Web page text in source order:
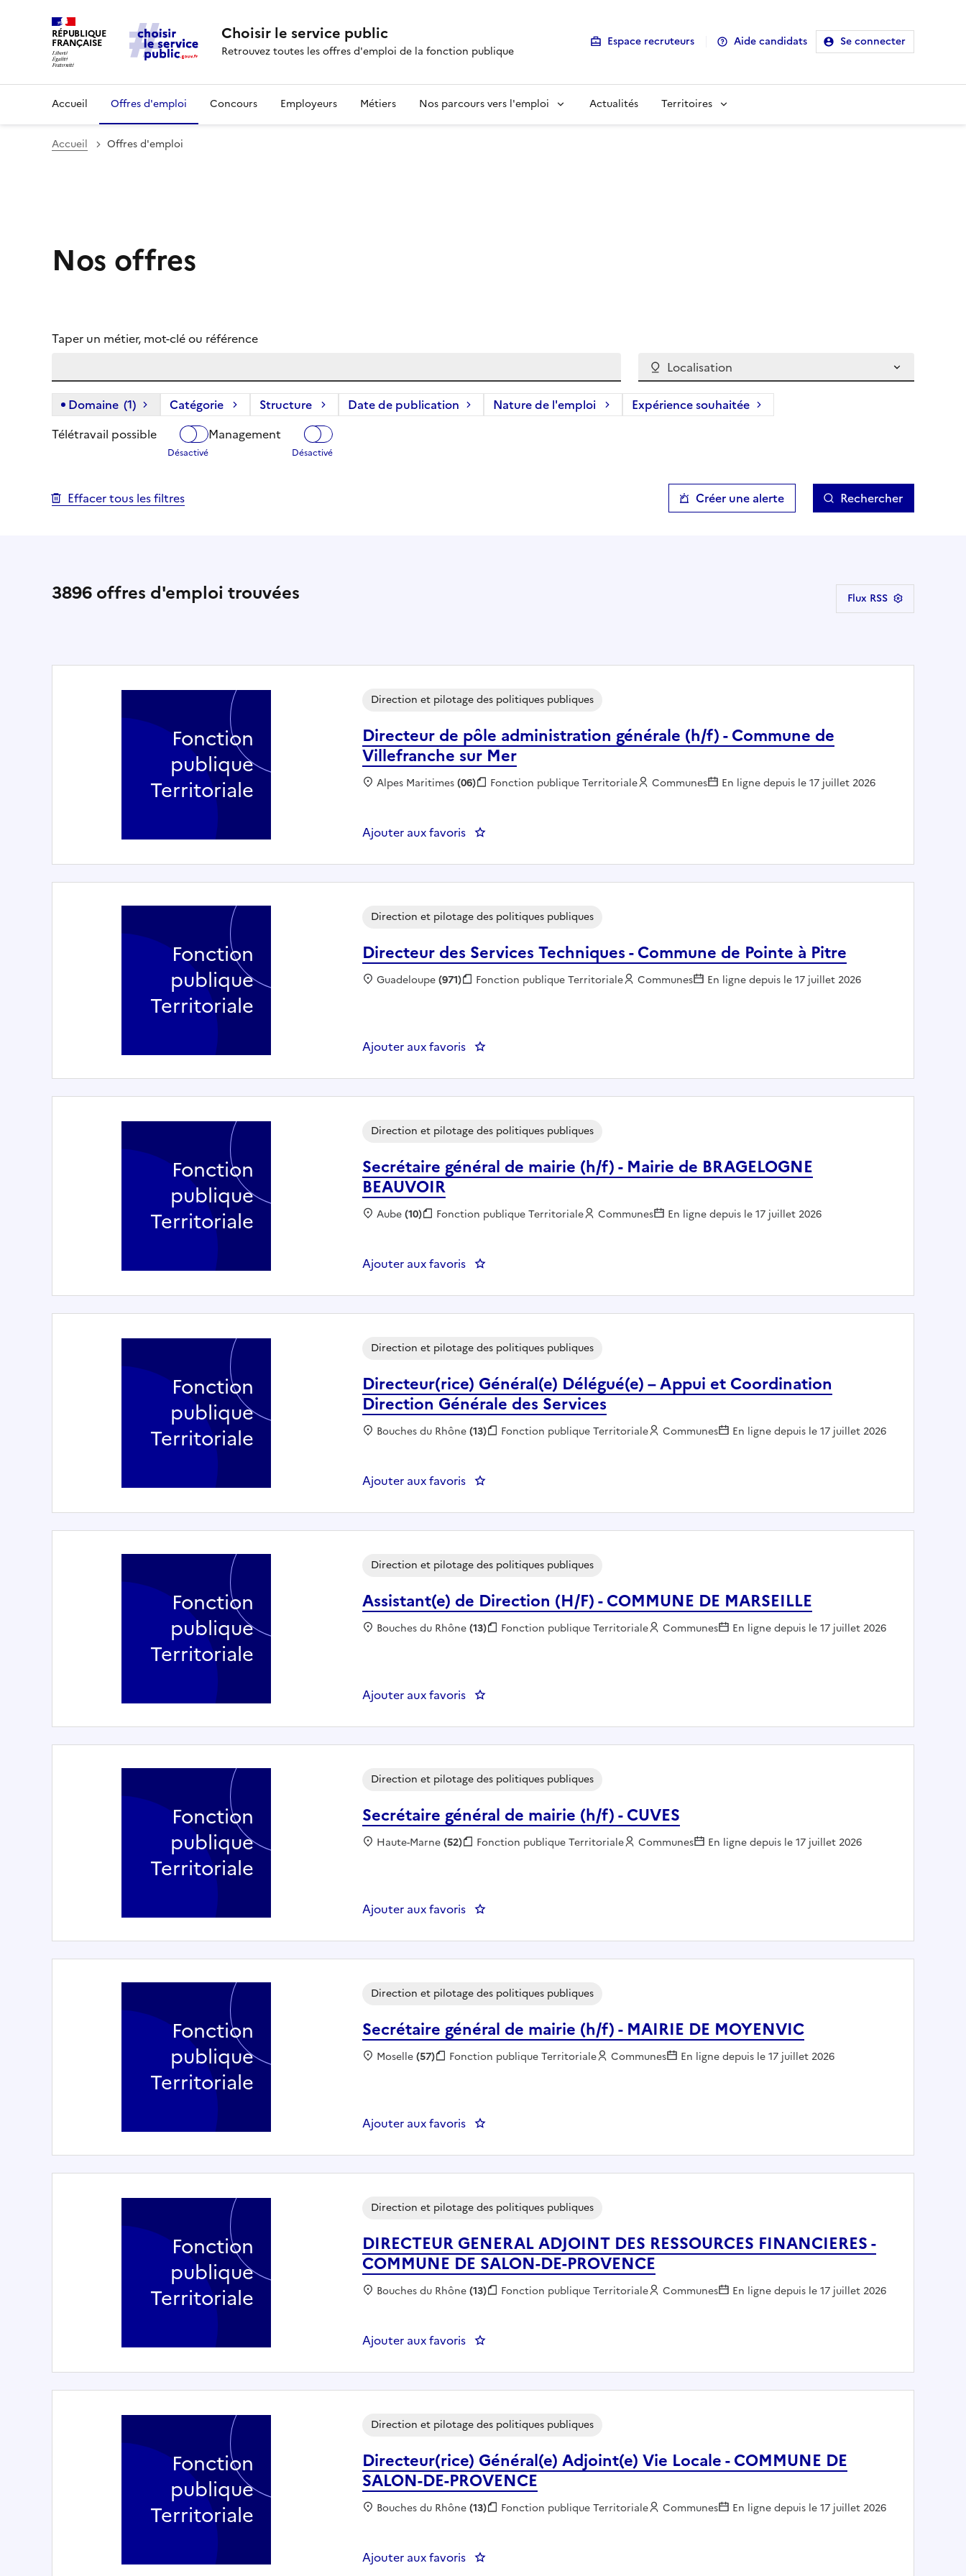
RÉPUBLIQUE
FRANÇAISE Choisir le service public
Retrouvez toutes les offres d'emploi de la fonction publique
Espace recruteurs Aide candidats Se connecter
Accueil Offres d'emploi Concours Employeurs Métiers Nos parcours vers l'emploi Actualités Territoires
Accueil Offres d'emploi
Nos offres
Taper un métier, mot-clé ou référence
Localisation
Domaine (1) (1 filtre actif) :
Catégorie Structure Date de publication Nature de l'emploi
Expérience souhaitée
Télétravail possible
Management
Effacer tous les filtres Créer une alerte Rechercher
3896offres d'emploi trouvées Flux RSS
Directeur de pôle administration générale (h/f) - Commune de
Villefranche sur Mer
Direction et pilotage des politiques publiques
Localisation :
Alpes Maritimes(06) Fonction publique :
Fonction publique Territoriale Employeur :
Communes En ligne depuis le 17 juillet 2026
Ajouter aux favoris : Directeur de pôle administration générale (h/f) - Commune de Villefranche sur Mer
Fonction
publique
Territoriale
Directeur des Services Techniques - Commune de Pointe à Pitre
Direction et pilotage des politiques publiques
Localisation :
Guadeloupe(971) Fonction publique :
Fonction publique Territoriale Employeur :
Communes En ligne depuis le 17 juillet 2026
Ajouter aux favoris : Directeur des Services Techniques - Commune de Pointe à Pitre
Fonction
publique
Territoriale
Secrétaire général de mairie (h/f) - Mairie de BRAGELOGNE
BEAUVOIR
Direction et pilotage des politiques publiques
Localisation :
Aube(10) Fonction publique :
Fonction publique Territoriale Employeur :
Communes En ligne depuis le 17 juillet 2026
Ajouter aux favoris : Secrétaire général de mairie (h/f) - Mairie de BRAGELOGNE BEAUVOIR
Fonction
publique
Territoriale
Directeur(rice) Général(e) Délégué(e) – Appui et Coordination
Direction Générale des Services
Direction et pilotage des politiques publiques
Localisation :
Bouches du Rhône(13) Fonction publique :
Fonction publique Territoriale Employeur :
Communes En ligne depuis le 17 juillet 2026
Ajouter aux favoris : Directeur(rice) Général(e) Délégué(e) – Appui et Coordination Direction Générale des
Fonction
publique
Territoriale
Assistant(e) de Direction (H/F) - COMMUNE DE MARSEILLE
Direction et pilotage des politiques publiques
Localisation :
Bouches du Rhône(13) Fonction publique :
Fonction publique Territoriale Employeur :
Communes En ligne depuis le 17 juillet 2026
Ajouter aux favoris : Assistant(e) de Direction (H/F) - COMMUNE DE MARSEILLE
Fonction
publique
Territoriale
Secrétaire général de mairie (h/f) - CUVES
Direction et pilotage des politiques publiques
Localisation :
Haute-Marne(52) Fonction publique :
Fonction publique Territoriale Employeur :
Communes En ligne depuis le 17 juillet 2026
Ajouter aux favoris : Secrétaire général de mairie (h/f) - CUVES
Fonction
publique
Territoriale
Secrétaire général de mairie (h/f) - MAIRIE DE MOYENVIC
Direction et pilotage des politiques publiques
Localisation :
Moselle(57) Fonction publique :
Fonction publique Territoriale Employeur :
Communes En ligne depuis le 17 juillet 2026
Ajouter aux favoris : Secrétaire général de mairie (h/f) - MAIRIE DE MOYENVIC
Fonction
publique
Territoriale
DIRECTEUR GENERAL ADJOINT DES RESSOURCES FINANCIERES -
COMMUNE DE SALON-DE-PROVENCE
Direction et pilotage des politiques publiques
Localisation :
Bouches du Rhône(13) Fonction publique :
Fonction publique Territoriale Employeur :
Communes En ligne depuis le 17 juillet 2026
Ajouter aux favoris : DIRECTEUR GENERAL ADJOINT DES RESSOURCES FINANCIERES - COMMUNE DE
Fonction
publique
Territoriale
Directeur(rice) Général(e) Adjoint(e) Vie Locale - COMMUNE DE
SALON-DE-PROVENCE
Direction et pilotage des politiques publiques
Localisation :
Bouches du Rhône(13) Fonction publique :
Fonction publique Territoriale Employeur :
Communes En ligne depuis le 17 juillet 2026
Ajouter aux favoris : Directeur(rice) Général(e) Adjoint(e) Vie Locale - COMMUNE DE SALON-DE-PROVENCE
Fonction
publique
Territoriale